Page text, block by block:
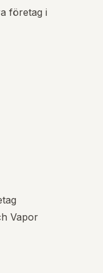
företag i
Vapor